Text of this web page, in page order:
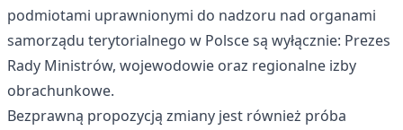
podmiotami uprawnionymi do nadzoru nad organami
samorządu terytorialnego w Polsce są wyłącznie: Prezes
Rady Ministrów, wojewodowie oraz regionalne izby
obrachunkowe.
Bezprawną propozycją zmiany jest również próba